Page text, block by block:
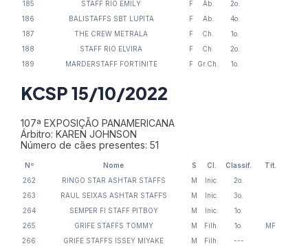
185 STAFF RIO EMILY F Ab.
2o.
186
BALISTAFFS SBT LUPITA F Ab.
4o.
187
THE CREW METRALA F Ch.
1o.
188
STAFF RIO ELVIRA F Ch.
2o.
189
MARDERSTAFF FORTINITE F Gr.Ch. 1o.
KCSP 15/10/2022
107ª EXPOSIÇÃO PANAMERICANA
Árbitro: KAREN JOHNSON
Número de cães presentes: 51
Nº Nome S Cl. Classif.
Tít.
262
RINGO STAR ASHTAR STAFFS M Inic.
2o.
263
RAUL SEIXAS ASHTAR STAFFS M Inic.
3o.
264
SEMPER FI STAFF PITBOY M Inic.
1o.
265
GRIFE STAFFS TOMMY M Filh. 1o.
MF
266
GRIFE STAFFS ISSEY MIYAKE M Filh.
---